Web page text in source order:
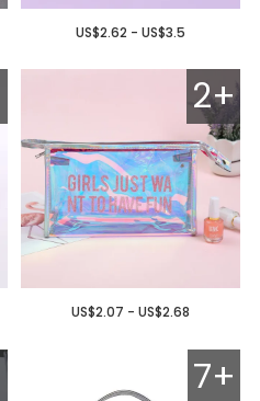
US$2.62 - US$3.5
2+
US$2.07 - US$2.68
7+